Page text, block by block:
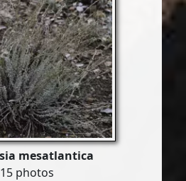
mesatlantica
15 photos